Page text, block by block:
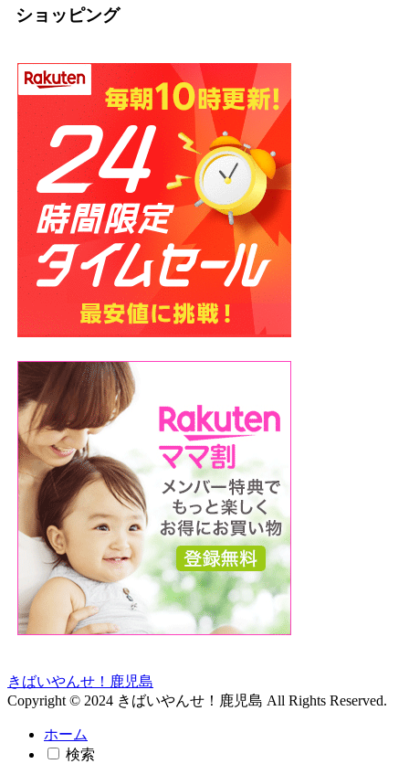
ショッピング
きばいやんせ！鹿児島
Copyright © 2024 きばいやんせ！鹿児島 All Rights Reserved.
ホーム
検索